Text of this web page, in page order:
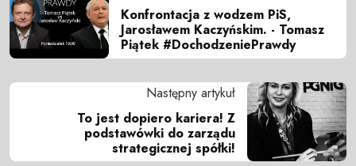
Konfrontacja z wodzem PiS,
Jarosławem Kaczyńskim. - Tomasz
Piątek #DochodzeniePrawdy
Następny artykuł
To jest dopiero kariera! Z
podstawówki do zarządu
strategicznej spółki!